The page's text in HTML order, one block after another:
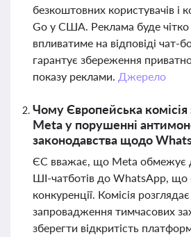
безкоштовних користувачів і
Go у США. Реклама буде чітко
впливатиме на відповіді чат-
гарантує збереження
показу реклами. Джерело
Чому Європейська комісія
Meta у порушенні
законодавства щодо
ЄС вважає, що Meta обмежує
ШІ-чатботів до WhatsApp,
конкуренції. Комісія
запровадження тимчасових
зберегти відкритість